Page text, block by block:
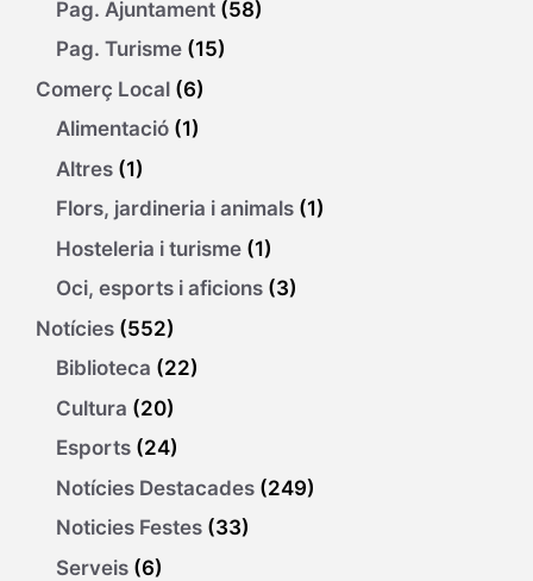
Pag. Ajuntament (58)
Pag. Turisme (15)
Comerç Local (6)
Alimentació (1)
Altres (1)
Flors, jardineria i animals (1)
Hosteleria i turisme (1)
Oci, esports i aficions (3)
Notícies (552)
Biblioteca (22)
Cultura (20)
Esports (24)
Notícies Destacades (249)
Noticies Festes (33)
Serveis (6)